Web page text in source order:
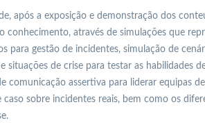
após a exposição e demonstração dos
através de simulações que
para gestão de incidentes, simulação de
situações de crise para testar as habilidades
assertiva para liderar equipas
sobre incidentes reais, bem como os